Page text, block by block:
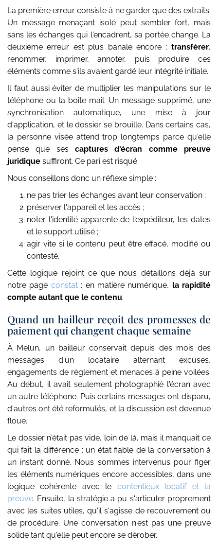
La première erreur consiste à ne garder que des extraits.
Un message menaçant isolé peut sembler fort, mais
sans les échanges qui l'encadrent, sa portée change. La
deuxième erreur est plus banale encore : transférer,
renommer, imprimer, annoter, puis produire ces
éléments comme s'ils avaient gardé leur intégrité initiale.
Il faut aussi éviter de multiplier les manipulations sur le
téléphone ou la boîte mail. Un message supprimé, une
synchronisation automatique, une mise à jour
d'application, et le dossier se brouille. Dans certains cas,
la personne visée attend trop longtemps parce qu'elle
pense que ses captures d'écran comme preuve
juridique suffiront. Ce pari est risqué.
Nous conseillons donc un réflexe simple :
ne pas trier les échanges avant leur conservation ;
préserver l'appareil et les accès ;
noter l'identité apparente de l'expéditeur, les dates
et le support utilisé ;
agir vite si le contenu peut être effacé, modifié ou
contesté.
Cette logique rejoint ce que nous détaillons déjà sur
notre page constat: en matière numérique, la rapidité
compte autant que le contenu.
Quand un bailleur reçoit des promesses de
paiement qui changent chaque semaine
À Melun, un bailleur conservait depuis des mois des
messages d'un locataire alternant excuses,
engagements de règlement et menaces à peine voilées.
Au début, il avait seulement photographié l'écran avec
un autre téléphone. Puis certains messages ont disparu,
d'autres ont été reformulés, et la discussion est devenue
floue.
Le dossier n'était pas vide, loin de là, mais il manquait ce
qui fait la différence : un état fiable de la conversation à
un instant donné. Nous sommes intervenus pour figer
les éléments numériques encore accessibles, dans une
logique cohérente avec le contentieux locatif et la
preuve. Ensuite, la stratégie a pu s'articuler proprement
avec les suites utiles, qu'il s'agisse de recouvrement ou
de procédure. Une conversation n'est pas une preuve
solide tant qu'elle peut encore se dérober.